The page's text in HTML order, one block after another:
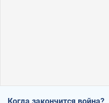
Когда закончится война?